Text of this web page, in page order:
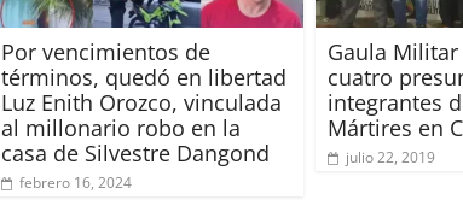
Por vencimientos de
términos, quedó en libertad
Luz Enith Orozco, vinculada
al millonario robo en la
casa de Silvestre Dangond
febrero 16, 2024
Gaula
cuatro
integrantes
Mártires en
julio 22, 2019